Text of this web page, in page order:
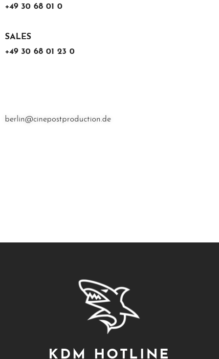
+49 30 68 01 0
SALES
+49 30 68 01 23 0
berlin@cinepostproduction.de
KDM HOTLINE